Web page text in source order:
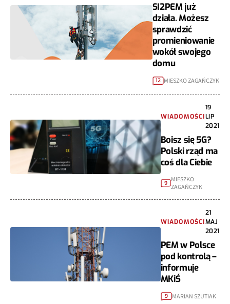
SI2PEM już
działa. Możesz
sprawdzić
promieniowanie
wokół swojego
domu
12 MIESZKO ZAGAŃCZYK
WIADOMOŚCI
19
LIP
2021
Boisz się 5G?
Polski rząd ma
coś dla Ciebie
9 MIESZKO
ZAGAŃCZYK
WIADOMOŚCI
21
MAJ
2021
PEM w Polsce
pod kontrolą –
informuje
MKiŚ
9 MARIAN SZUTIAK